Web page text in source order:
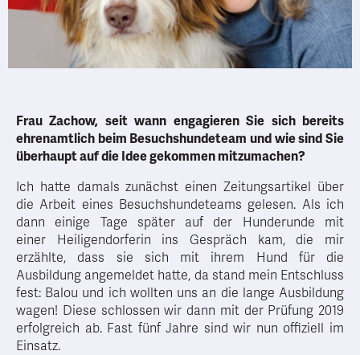
Frau Zachow, seit wann engagieren Sie sich bereits
ehrenamtlich beim Besuchshundeteam und wie sind Sie
überhaupt auf die Idee gekommen mitzumachen?
Ich hatte damals zunächst einen Zeitungsartikel über
die Arbeit eines Besuchshundeteams gelesen. Als ich
dann einige Tage später auf der Hunderunde mit
einer Heiligendorferin ins Gespräch kam, die mir
erzählte, dass sie sich mit ihrem Hund für die
Ausbildung angemeldet hatte, da stand mein Entschluss
fest: Balou und ich wollten uns an die lange Ausbildung
wagen! Diese schlossen wir dann mit der Prüfung 2019
erfolgreich ab. Fast fünf Jahre sind wir nun offiziell im
Einsatz.